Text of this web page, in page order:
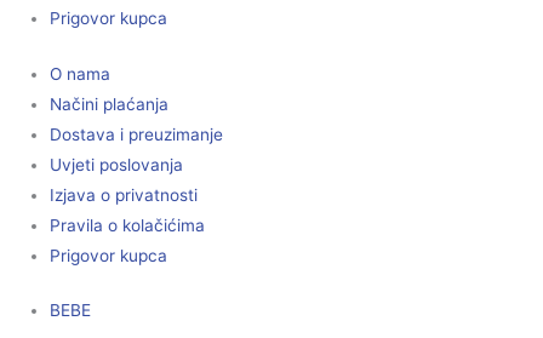
Prigovor kupca
O nama
Načini plaćanja
Dostava i preuzimanje
Uvjeti poslovanja
Izjava o privatnosti
Pravila o kolačićima
Prigovor kupca
BEBE